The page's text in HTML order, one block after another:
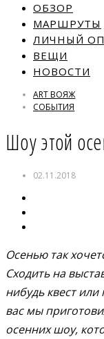
ОБЗОР
МАРШРУТЫ
ЛИЧНЫЙ
ВЕЩИ
НОВОСТИ
ART ВОЯЖ
СОБЫТИЯ
Шоу этой
02.11.2018
Осенью так
Сходить на
нибудь квест
вас мы
осенних шоу,